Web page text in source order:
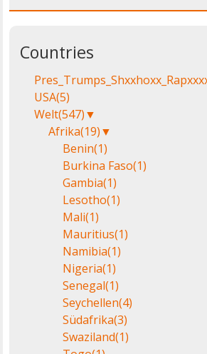
Countries
USA(5)
Welt(547)▼
Afrika(19)▼
Benin(1)
Burkina Faso(1)
Gambia(1)
Lesotho(1)
Mali(1)
Mauritius(1)
Namibia(1)
Nigeria(1)
Senegal(1)
Seychellen(4)
Südafrika(3)
Swaziland(1)